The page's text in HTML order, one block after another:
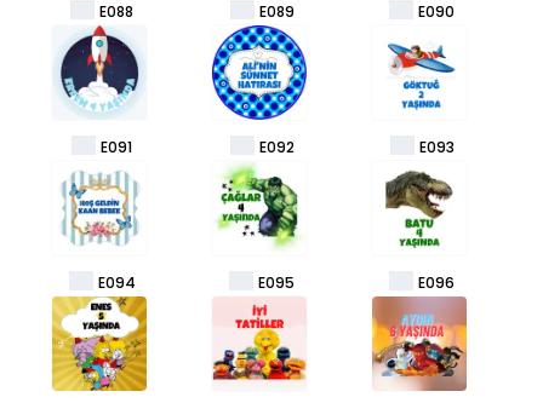
E088 E089 E090
E091 E092 E093
E094 E095 E096